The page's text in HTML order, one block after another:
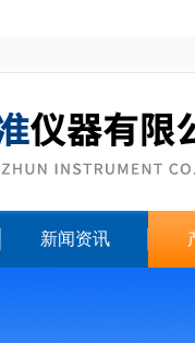
新闻资讯